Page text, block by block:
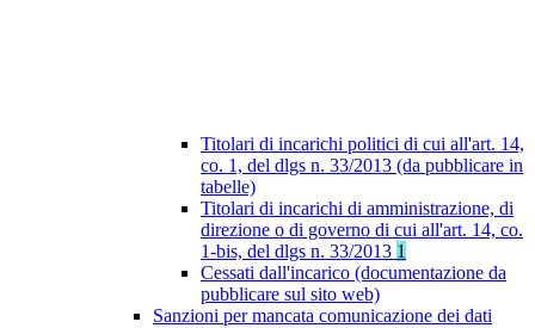
Titolari di incarichi politici di cui all'art. 14,
co. 1, del dlgs n. 33/2013 (da pubblicare in
tabelle)
Titolari di incarichi di amministrazione, di
direzione o di governo di cui all'art. 14, co.
1-bis, del dlgs n. 33/2013 1
Cessati dall'incarico (documentazione da
pubblicare sul sito web)
Sanzioni per mancata comunicazione dei dati